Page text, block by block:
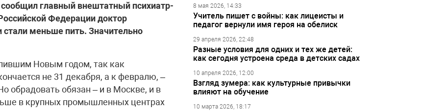
главный внештатный психиатр-
Федерации доктор
меньше пить. Значительно
от передозировки наркотиков. Прежде всего героина. От героина есть антидот прямого действия. Мы стали обучать больных в стационарах, как пользоваться этим антидотом. Что меня приятно удивило – половина пациентов отказываются брать антидот, мотивируя это тем, что они уходят от наркотизации, не планируют общаться с наркоманами и продолжают выздоровление под нашим наблюдением. Это хорошая цифра, радостная. Эти люди стали ответственно относиться к своему здоровью.Есть такая программа – социотерапевтическая интервенция. Чтобы понять, как она работает, приведу конкретный пример. В одном творческом коллективе погибает больной от передозировки наркотиков. Ректор нанимает нас протестировать коллектив студентов. Мы всех тестируем и выявляем 15 процентов потребителей наркотиков. С каждым из них встречаемся и проводим социотерапевтическую интервенцию. Через год снова их проверяем. Было 15 процентов потребителей – осталось два процента.Так работает, казалось бы, простое интервью по сократовскому методу, когда человек должен ответить в анкете либо «да», либо «нет». Других вариантов ответов нет. И подводим «нарушителей режима» к тому, чтобы они осознали, что надо отказываться от алкоголя или наркотиков.Мы собираемся работать таким образом и дальше. Могу не без гордости сказать, что мы были одними из первых в мире, кто этим начал заниматься активно. В Москве мы этим занимаемся с 2001 года. Сначала в студенческой среде, потом в школах. Это дает свой эффект.Еще одно новшество. Рассматривается проект закона, по которому водители, лишенные по суду прав за вождение автомобиля в пьяном виде, будут параллельно наблюдаться в наркодиспансерах и подтверждать свою трезвость. Мера вынужденная. Пьяных за рулем меньше не становится. Тогда у нас появится инструмент контроля над людьми, нарушавшими правила дорожного движения в пьяном виде. Эту меру мы планируем продвигать достаточно активно.- А как выявить алкоголика, если он не обращается в клинику? Есть явные алкаши, а есть скрытые, те, кто «просто много потребляют»…- Два процента населения в любой стране, где продается алкоголь, страдают психическими расстройствами. Россия не исключение. Мы практически всех их знаем, что называется, в лицо. Они регистрируются и попадают в нашу орбиту. Еще примерно десять процентов сильно пьющих не имеют психических, но имеют соматические расстройства – гастроэнтерологические, кардиологические, неврологические… Они, естественно, не обращаются к наркологам, а идут к врачам в поликлиниках и больницах. То есть попадают в общую соматическую сеть и там получают помощь.Мы начинаем программу выявления пока добровольно, проводим пилотные исследования. Берем кровь, определяем маркер злоупотребления алкоголем. Определяем отсутствие или наличие наркотиков в моче и, исходя из этого, предлагаем пациентам программу профилактики. То есть мы их информируем, что у них есть такая проблема со здоровьем, связанная с злоупотреблением алкоголем или с употреблением наркотиков.Допустим, циррозы печени сейчас выходят на третье место по причинам смертности населения. На первом месте сердечно-сосудистые заболевания, затем идут онкология и циррозы печени… С циррозами печени – это, как правило, наши больные. Алкоголики и наркоманы. Они еще болеют и гепатитами типа B, C, D… А гепатиты в ряде случаев приводят к циррозу или к раку печени.- Такая маркировка станет обязательной процедурой для всех?- Я думаю, что со временем это возможно… Особенно если человек попадает в медицинское учреждение и планирует получить помощь в связи с определенными заболеваниями. Мы будем выявлять таких людей.- Евгений Алексеевич, как решается проблема спайсов?- Сложная проблема. К сожалению, экспресс-тестов на спайсы не существует во всем мире. Каждый год изобретается до 50 новых химических формул, которые так или иначе относятся к классу спайсов. Что такое спайс? Это синтетические каннабиноиды или синтетические стимуляторы. Иногда это смесь тех и других. Поскольку их
8 мая 2026, 14:33
Учитель пишет с войны: как лицеисты и
педагог вернули имя героя на обелиск
29 апреля 2026, 22:48
Разные условия для одних и тех же детей:
как сегодня устроена среда в детских садах
10 апреля 2026, 12:00
Взгляд зумера: как культурные привычки
влияют на обучение
10 марта 2026, 18:17